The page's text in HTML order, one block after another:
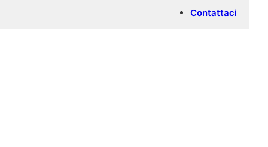
Contattaci